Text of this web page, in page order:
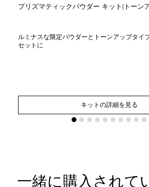
プリズマティックパウダー キット(トーン
ルミナスな限定パウダーとトーンアップタイ
セットに
キットの詳細を見る
一緒に購入されて